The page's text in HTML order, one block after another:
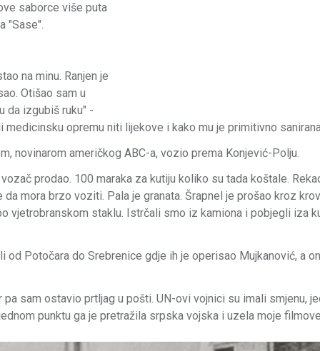
saborce više puta
"Sase".
na minu. Ranjen je
Otišao sam u
da izgubiš ruku" -
opremu niti lijekove i kako mu je primitivno
novinarom američkog ABC-a, vozio prema Konjević-Polju.
prodao. 100 maraka za kutiju koliko su tada koštale.
mora brzo voziti. Pala je granata. Šrapnel je prošao kroz
vjetrobranskom staklu. Istrčali smo iz kamiona i pobjegli iza
Potočara do Srebrenice gdje ih je operisao Mujkanović, a
sam ostavio prtljag u pošti. UN-ovi vojnici su imali smjenu,
punktu ga je pretražila srpska vojska i uzela moje